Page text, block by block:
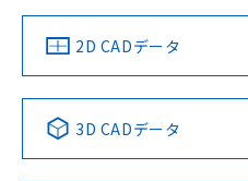
中国 RoHS 注意事項・凡例
Pb Hg
2D CADデータ
3D CADデータ